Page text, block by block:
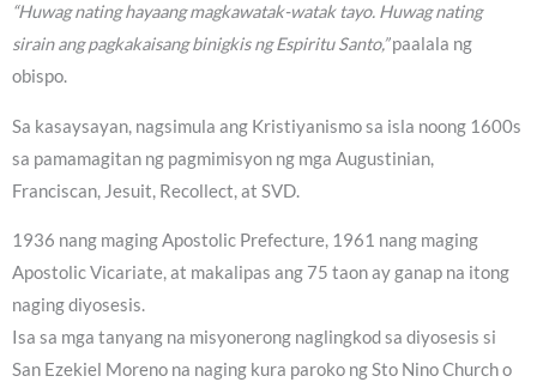
“Huwag nating hayaang magkawatak-watak tayo. Huwag nating
sirain ang pagkakaisang binigkis ng Espiritu Santo,”paalala ng
obispo.
Sa kasaysayan, nagsimula ang Kristiyanismo sa isla noong 1600s
sa pamamagitan ng pagmimisyon ng mga Augustinian,
Franciscan, Jesuit, Recollect, at SVD.
1936 nang maging Apostolic Prefecture, 1961 nang maging
Apostolic Vicariate, at makalipas ang 75 taon ay ganap na itong
naging diyosesis.
Isa sa mga tanyang na misyonerong naglingkod sa diyosesis si
San Ezekiel Moreno na naging kura paroko ng Sto Nino Church o